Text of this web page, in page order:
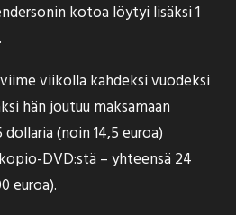
kotoa löytyi lisäksi 1
viikolla kahdeksi vuodeksi
hän joutuu maksamaan
(noin 14,5 euroa)
DVD:stä – yhteensä 24
euroa).